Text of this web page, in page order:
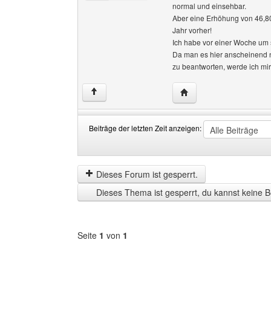
normal und einsehbar.
Aber eine Erhöhung von
Jahr vorher!
Ich habe vor einer Woche
Da man es hier
zu beantworten, werde ich
↑ Website dieses
Beiträge der letzten Zeit anzeigen:
der
letzten
Zeit
anzeigen
by
Dieses Forum ist gesperrt.
Dieses Thema ist gesperrt, du kannst keine
Seite 1 von 1